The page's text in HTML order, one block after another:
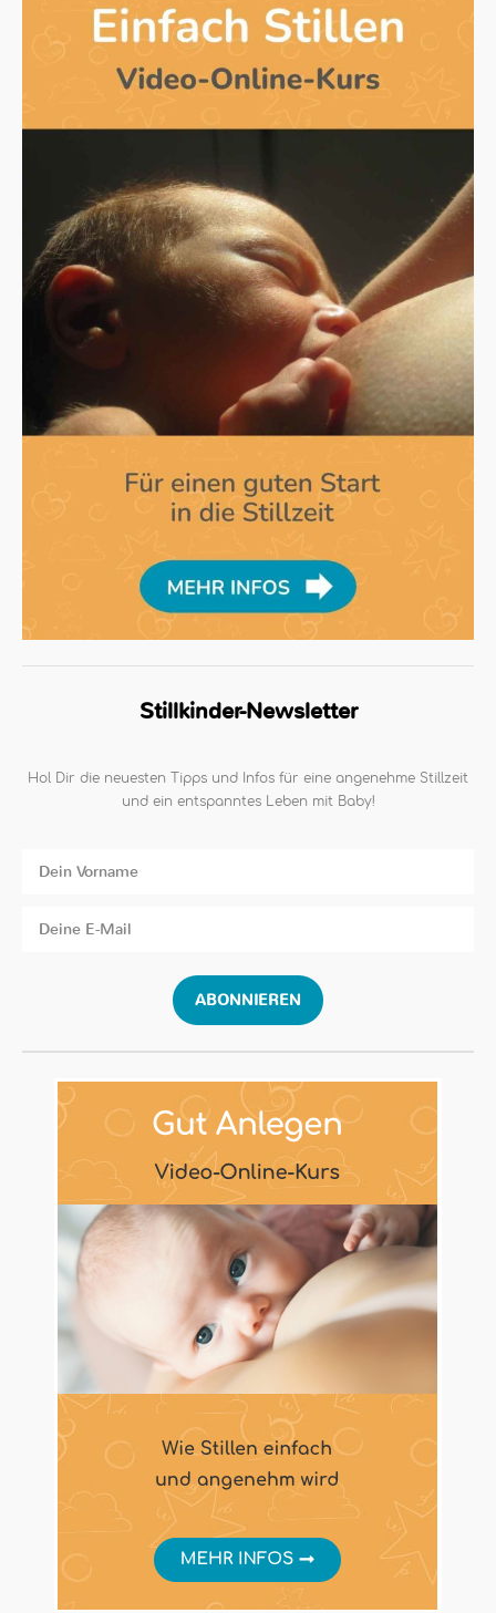
Stillkinder-Newsletter
Hol Dir die neuesten Tipps und Infos für eine angenehme Stillzeit
und ein entspanntes Leben mit Baby!
ABONNIEREN